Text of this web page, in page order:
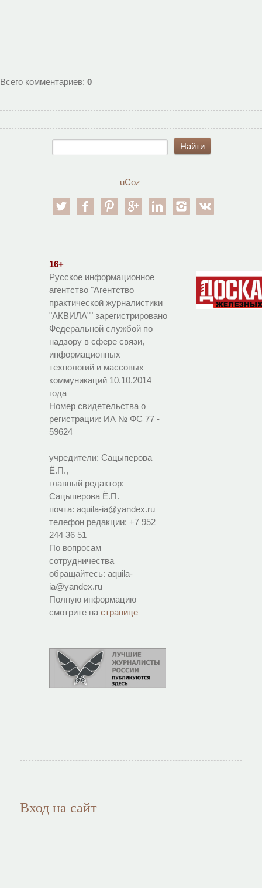
Всего комментариев: 0
uCoz
twitter facebookpinterestgoogle-pllinkedin instagram
16+
Русское информационное
агентство "Агентство
практической журналистики
"АКВИЛА"" зарегистрировано
Федеральной службой по
надзору в сфере связи,
информационных
технологий и массовых
коммуникаций 10.10.2014
года
Номер свидетельства о
регистрации: ИА № ФС 77 -
59624
учредители: Сацыперова
Ё.П.,
главный редактор:
Сацыперова Ё.П.
почта: aquila-ia@yandex.ru
телефон редакции: +7 952
244 36 51
По вопросам
сотрудничества
обращайтесь: aquila-
ia@yandex.ru
Полную информацию
смотрите на странице
Вход на сайт